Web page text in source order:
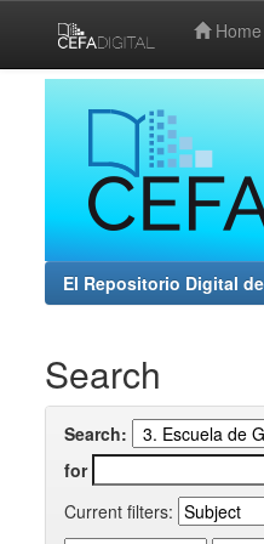
Home
El Repositorio Digital
Search
Search:
for
Current filters: